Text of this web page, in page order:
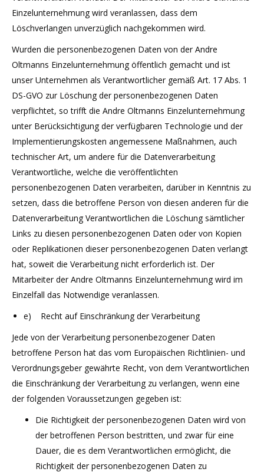
Einzelunternehmung wird veranlassen, dass dem
Löschverlangen unverzüglich nachgekommen wird.
Wurden die personenbezogenen Daten von der Andre
Oltmanns Einzelunternehmung öffentlich gemacht und ist
unser Unternehmen als Verantwortlicher gemäß Art. 17 Abs. 1
DS-GVO zur Löschung der personenbezogenen Daten
verpflichtet, so trifft die Andre Oltmanns Einzelunternehmung
unter Berücksichtigung der verfügbaren Technologie und der
Implementierungskosten angemessene Maßnahmen, auch
technischer Art, um andere für die Datenverarbeitung
Verantwortliche, welche die veröffentlichten
personenbezogenen Daten verarbeiten, darüber in Kenntnis zu
setzen, dass die betroffene Person von diesen anderen für die
Datenverarbeitung Verantwortlichen die Löschung sämtlicher
Links zu diesen personenbezogenen Daten oder von Kopien
oder Replikationen dieser personenbezogenen Daten verlangt
hat, soweit die Verarbeitung nicht erforderlich ist. Der
Mitarbeiter der Andre Oltmanns Einzelunternehmung wird im
Einzelfall das Notwendige veranlassen.
e) Recht auf Einschränkung der Verarbeitung
Jede von der Verarbeitung personenbezogener Daten
betroffene Person hat das vom Europäischen Richtlinien- und
Verordnungsgeber gewährte Recht, von dem Verantwortlichen
die Einschränkung der Verarbeitung zu verlangen, wenn eine
der folgenden Voraussetzungen gegeben ist:
Die Richtigkeit der personenbezogenen Daten wird von
der betroffenen Person bestritten, und zwar für eine
Dauer, die es dem Verantwortlichen ermöglicht, die
Richtigkeit der personenbezogenen Daten zu